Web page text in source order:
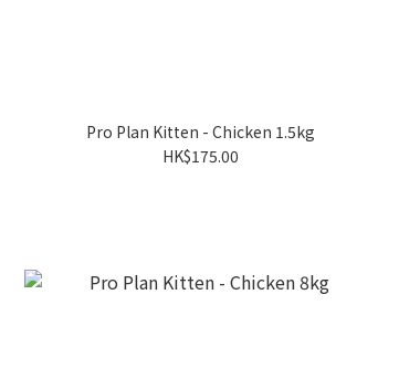
Pro Plan Kitten - Chicken 1.5kg
HK$175.00